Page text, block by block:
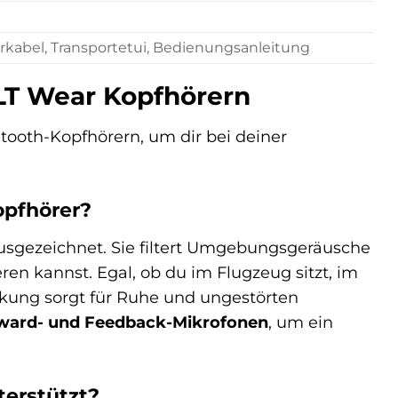
Transportetui, Bedienungsanleitung
Wear Kopfhörern
Kopfhörern, um dir bei deiner
Sie filtert Umgebungsgeräusche
kannst. Egal, ob du im Flugzeug sitzt, im
sorgt für Ruhe und ungestörten
und Feedback-Mikrofonen, um ein